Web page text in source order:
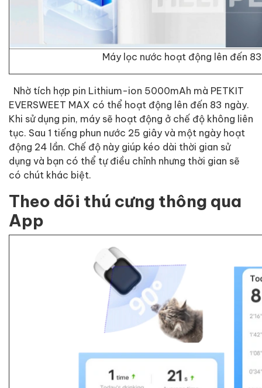
Máy lọc nước hoạt động lên đến
Nhờ tích hợp pin Lithium-ion 5000mAh mà PETKIT
EVERSWEET MAX có thể hoạt động lên đến 83 ngày.
Khi sử dụng pin, máy sẽ hoạt động ở chế độ không liên
tục. Sau 1 tiếng phun nước 25 giây và một ngày hoạt
động 24 lần. Chế độ này giúp kéo dài thời gian sử
dụng và bạn có thể tự điều chỉnh nhưng thời gian sẽ
có chút khác biệt.
Theo dõi thú cưng thông qua
App